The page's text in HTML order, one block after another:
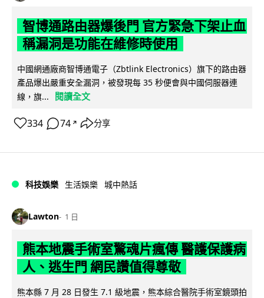
智博通路由器爆後門 官方緊急下架止血
稱漏洞是功能在維修時使用
中國網通廠商智博通電子（Zbtlink Electronics）旗下的路由器
產品爆出嚴重安全漏洞，被發現每 35 秒便會與中國伺服器連
線，旗...
閱讀全文
334 74 ↗ 分享
科技娛樂 生活娛樂 城中熱話
Lawton 1 日
熊本地震手術室驚魂片瘋傳 醫護保護病
人、逃生門 網民讚值得尊敬
熊本縣 7 月 28 日發生 7.1 級地震，熊本綜合醫院手術室鏡頭拍